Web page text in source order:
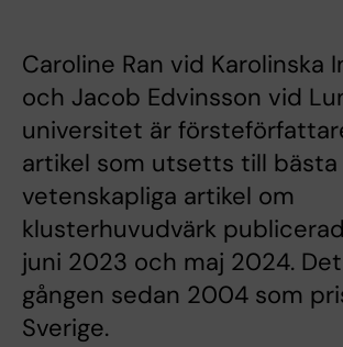
Caroline Ran vid Karolinska
och Jacob Edvinsson vid
universitet är
artikel som utsetts till bästa
vetenskapliga artikel om
klusterhuvudvärk
juni 2023 och maj 2024.
gången sedan 2004 som
Sverige.